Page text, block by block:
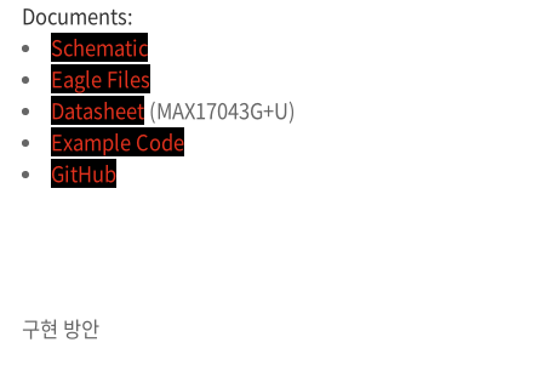
Documents:
Schematic
Eagle Files
Datasheet(MAX17043G+U)
Example Code
GitHub
구현 방안